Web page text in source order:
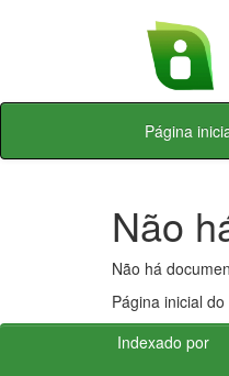
Skip
Página
Não
Não há
Página inicial
Indexado por